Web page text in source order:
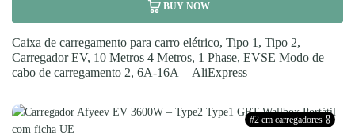
BUY NOW
Caixa de carregamento para carro elétrico, Tipo 1, Tipo 2,
Carregador EV, 10 Metros 4 Metros, 1 Phase, EVSE Modo de
cabo de carregamento 2, 6A-16A – AliExpress
#2 em carregadores 🎖️